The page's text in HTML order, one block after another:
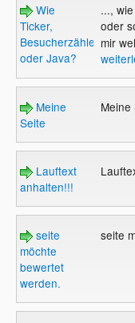
Wie
Ticker,
Besucherzähler
oder Java?
...,
oder
mir
Meine
Seite
Meine
Lauftext
anhalten!!!
seite
möchte
bewertet
werden.
seite